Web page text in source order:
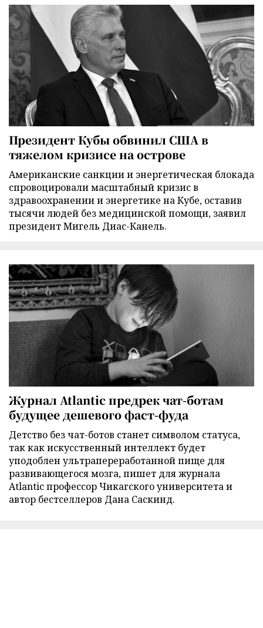
Президент Кубы обвинил США в
тяжелом кризисе на острове
Американские санкции и энергетическая блокада
спровоцировали масштабный кризис в
здравоохранении и энергетике на Кубе, оставив
тысячи людей без медицинской помощи, заявил
президент Мигель Диас-Канель.
Журнал Atlantic предрек чат-ботам
будущее дешевого фаст-фуда
Детство без чат-ботов станет символом статуса,
так как искусственный интеллект будет
уподоблен ультрапереработанной пище для
развивающегося мозга, пишет для журнала
Atlantic профессор Чикагского университета и
автор бестселлеров Дана Саскинд.